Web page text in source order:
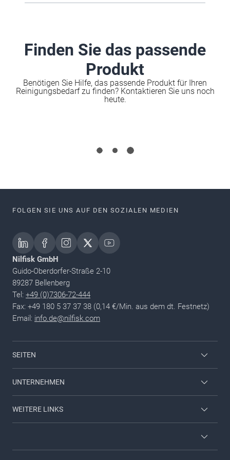
Flächen kann der Reinigungsroboter
Finden Sie das passende
Produkt
Benötigen Sie Hilfe, das passende Produkt für Ihren
Reinigungsbedarf zu finden? Kontaktieren Sie uns noch
heute.
FOLGEN SIE UNS AUF DEN SOZIALEN MEDIEN
Nilfisk GmbH
Guido-Oberdorfer-Straße 2-10
89287 Bellenberg
Tel: +49 (0)7306-72-444
Fax: +49 180 5 37 37 38 (0,14 €/Min. aus dem dt. Festnetz)
Email: info.de@nilfisk.com
SEITEN
Nilfisk Consumer
Viper
UNTERNEHMEN
Über uns
WEITERE LINKS
Neuheiten & Aktionen